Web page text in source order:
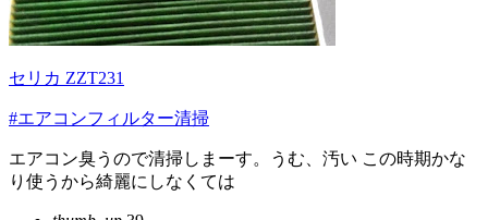
セリカ ZZT231
#エアコンフィルター清掃
エアコン臭うので清掃しまーす。うむ、汚い この時期かな
り使うから綺麗にしなくては